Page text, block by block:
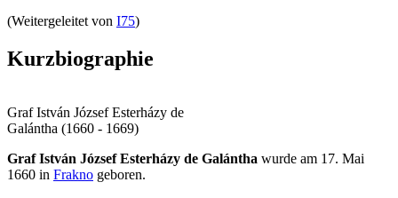
(Weitergeleitet von I75)
Kurzbiographie
Graf István József Esterházy de
Galántha (1660 - 1669)
Graf István József Esterházy de Galántha wurde am 17. Mai
1660 in Frakno geboren.